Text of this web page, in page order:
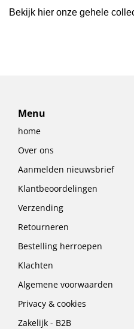
Bekijk hier onze gehele
Menu
home
Over ons
Aanmelden nieuwsbrief
Klantbeoordelingen
Verzending
Retourneren
Bestelling herroepen
Klachten
Algemene voorwaarden
Privacy & cookies
Zakelijk - B2B